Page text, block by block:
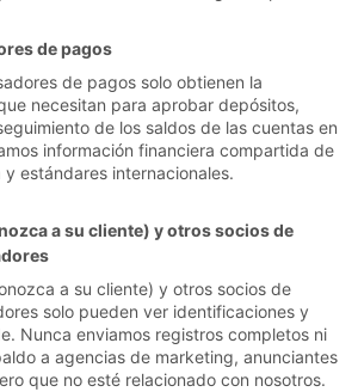
de pagos
de pagos solo obtienen la
necesitan para aprobar depósitos,
de los saldos de las cuentas en
información financiera compartida de
estándares internacionales.
a su cliente) y otros socios de
a su cliente) y otros socios de
solo pueden ver identificaciones y
Nunca enviamos registros completos ni
a agencias de marketing, anunciantes
que no esté relacionado con nosotros.